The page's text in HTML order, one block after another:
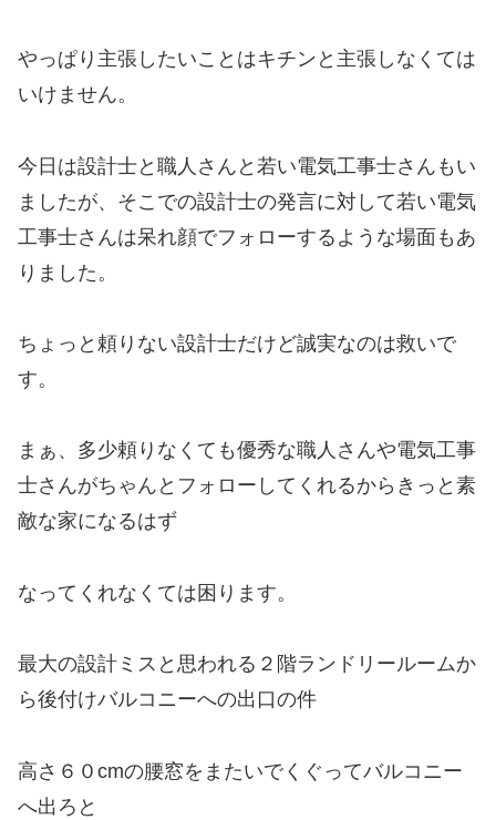
やっぱり主張したいことはキチンと主張しなくては
いけません。
今日は設計士と職人さんと若い電気工事士さんもい
ましたが、そこでの設計士の発言に対して若い電気
工事士さんは呆れ顔でフォローするような場面もあ
りました。
ちょっと頼りない設計士だけど誠実なのは救いで
す。
まぁ、多少頼りなくても優秀な職人さんや電気工事
士さんがちゃんとフォローしてくれるからきっと素
敵な家になるはず
なってくれなくては困ります。
最大の設計ミスと思われる２階ランドリールームか
ら後付けバルコニーへの出口の件
高さ６０cmの腰窓をまたいでくぐってバルコニー
へ出ろと